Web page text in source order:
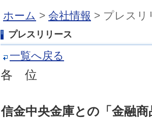
ホーム > 会社情報 > プレスリ
プレスリリース
一覧へ戻る
各 位
信金中央金庫との「金融